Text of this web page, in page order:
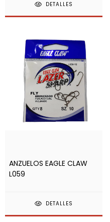
DETALLES
ANZUELOS EAGLE CLAW
L059
DETALLES